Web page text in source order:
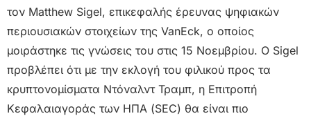
τον Matthew Sigel, επικεφαλής έρευνας ψηφιακών
περιουσιακών στοιχείων της VanEck, ο οποίος
μοιράστηκε τις γνώσεις του στις 15 Νοεμβρίου. Ο Sigel
προβλέπει ότι με την εκλογή του φιλικού προς τα
κρυπτονομίσματα Ντόναλντ Τραμπ, η Επιτροπή
Κεφαλαιαγοράς των ΗΠΑ (SEC) θα είναι πιο